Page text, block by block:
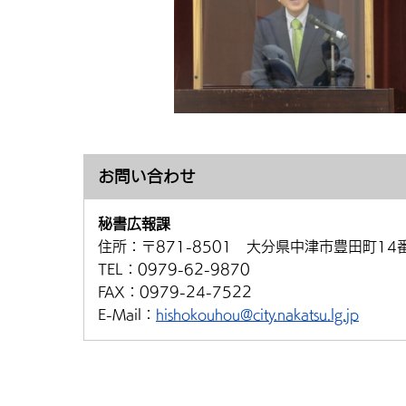
お問い合わせ
秘書広報課
住所： 〒871-8501 大分県中津市豊田町14
TEL： 0979-62-9870
FAX： 0979-24-7522
E-Mail： hishokouhou@city.nakatsu.lg.jp